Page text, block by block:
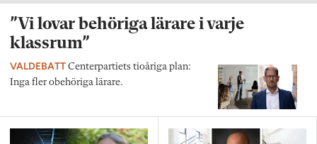
”Vi lovar behöriga lärare i varje
klassrum”
VALDEBATT Centerpartiets tioåriga plan:
Inga fler obehöriga lärare.